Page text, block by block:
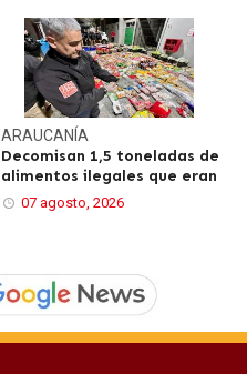
ARAUCANÍA
Decomisan 1,5 toneladas de
alimentos ilegales que eran
07 agosto, 2026